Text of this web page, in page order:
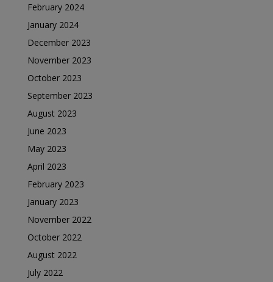
February 2024
January 2024
December 2023
November 2023
October 2023
September 2023
August 2023
June 2023
May 2023
April 2023
February 2023
January 2023
November 2022
October 2022
August 2022
July 2022